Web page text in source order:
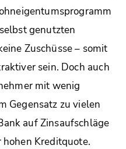
genutzten
Zuschüsse – somit
sein. Doch auch
mit wenig
Gegensatz zu vielen
auf Zinsaufschläge
Kreditquote.